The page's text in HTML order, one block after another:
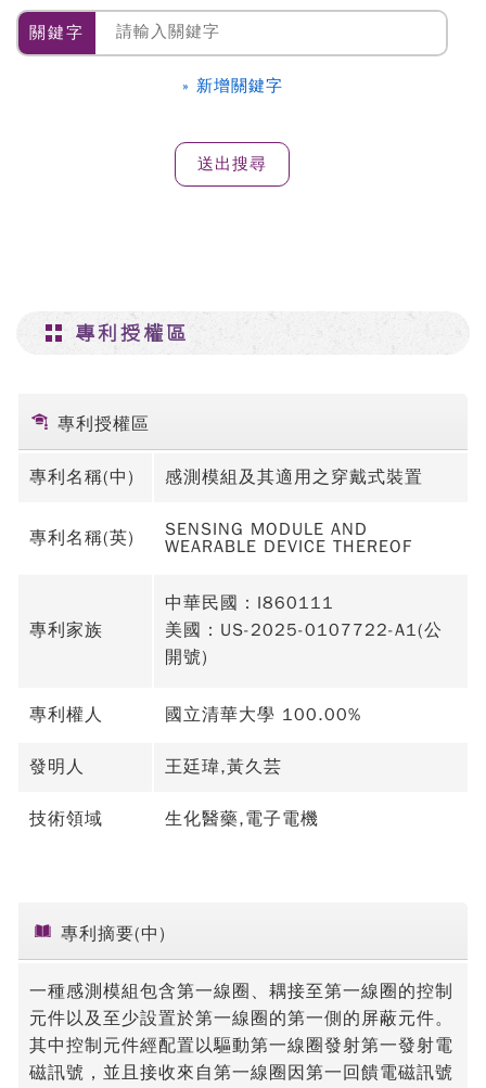
關鍵字
» 新增關鍵字
專利授權區
專利授權區
專利名稱(中) 感測模組及其適用之穿戴式裝置
專利名稱(英)
SENSING MODULE AND
WEARABLE DEVICE THEREOF
專利家族
中華民國：I860111
美國：US-2025-0107722-A1(公
開號)
專利權人 國立清華大學 100.00%
發明人 王廷瑋,黃久芸
技術領域 生化醫藥,電子電機
專利摘要(中)
一種感測模組包含第一線圈、耦接至第一線圈的控制
元件以及至少設置於第一線圈的第一側的屏蔽元件。
其中控制元件經配置以驅動第一線圈發射第一發射電
磁訊號，並且接收來自第一線圈因第一回饋電磁訊號